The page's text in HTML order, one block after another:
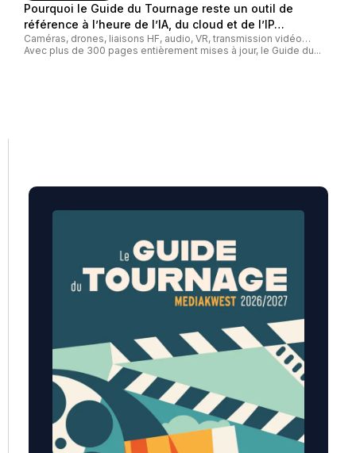
Pourquoi le Guide du Tournage reste un outil de
référence à l’heure de l’IA, du cloud et de l’IP…
Caméras, drones, liaisons HF, audio, VR, transmission vidéo…
Avec plus de 300 pages entièrement mises à jour, le Guide du...